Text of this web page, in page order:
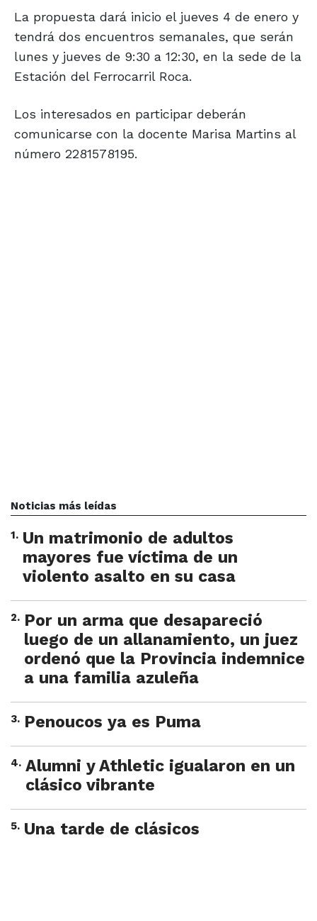
La propuesta dará inicio el jueves 4 de enero y
tendrá dos encuentros semanales, que serán
lunes y jueves de 9:30 a 12:30, en la sede de la
Estación del Ferrocarril Roca.
Los interesados en participar deberán
comunicarse con la docente Marisa Martins al
número 2281578195.
Noticias más leídas
1. Un matrimonio de adultos
mayores fue víctima de un
violento asalto en su casa
2. Por un arma que desapareció
luego de un allanamiento, un juez
ordenó que la Provincia indemnice
a una familia azuleña
3. Penoucos ya es Puma
4. Alumni y Athletic igualaron en un
clásico vibrante
5. Una tarde de clásicos